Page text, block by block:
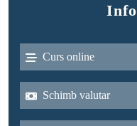
Curs online
Schimb valutar